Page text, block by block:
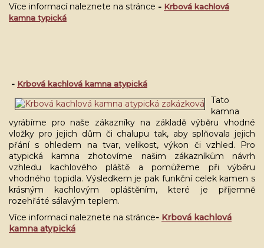
Více informací naleznete na stránce - Krbová kachlová
kamna typická
- Krbová kachlová kamna atypická
Tato
kamna
vyrábíme pro naše zákazníky na základě výběru vhodné
vložky pro jejich dům či chalupu tak, aby splňovala jejich
přání s ohledem na tvar, velikost, výkon či vzhled. Pro
atypická kamna zhotovíme našim zákazníkům návrh
vzhledu kachlového pláště a pomůžeme při výběru
vhodného topidla. Výsledkem je pak funkční celek kamen s
krásným kachlovým opláštěním, které je příjemně
rozehřáté sálavým teplem.
Více informací naleznete na stránce- Krbová kachlová
kamna atypická